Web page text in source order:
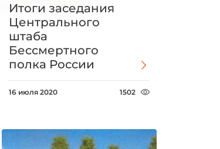
Итоги заседания
Центрального
штаба
Бессмертного
полка России
16 июля 2020 1502